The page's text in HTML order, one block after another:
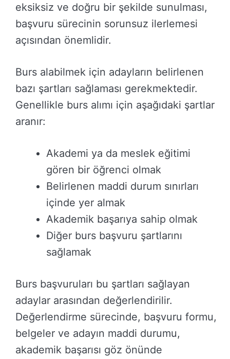
eksiksiz ve doğru bir şekilde sunulması,
başvuru sürecinin sorunsuz ilerlemesi
açısından önemlidir.
Burs alabilmek için adayların belirlenen
bazı şartları sağlaması gerekmektedir.
Genellikle burs alımı için aşağıdaki şartlar
aranır:
Akademi ya da meslek eğitimi
gören bir öğrenci olmak
Belirlenen maddi durum sınırları
içinde yer almak
Akademik başarıya sahip olmak
Diğer burs başvuru şartlarını
sağlamak
Burs başvuruları bu şartları sağlayan
adaylar arasından değerlendirilir.
Değerlendirme sürecinde, başvuru formu,
belgeler ve adayın maddi durumu,
akademik başarısı göz önünde